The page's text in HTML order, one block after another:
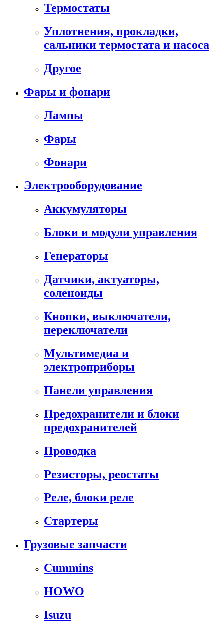
Термостаты
Уплотнения, прокладки,
сальники термостата и насоса
Другое
Фары и фонари
Лампы
Фары
Фонари
Электрооборудование
Аккумуляторы
Блоки и модули управления
Генераторы
Датчики, актуаторы,
соленоиды
Кнопки, выключатели,
переключатели
Мультимедиа и
электроприборы
Панели управления
Предохранители и блоки
предохранителей
Проводка
Резисторы, реостаты
Реле, блоки реле
Стартеры
Грузовые запчасти
Cummins
HOWO
Isuzu